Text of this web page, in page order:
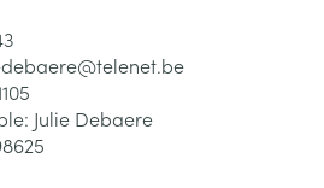
telenet.be
Julie Debaere